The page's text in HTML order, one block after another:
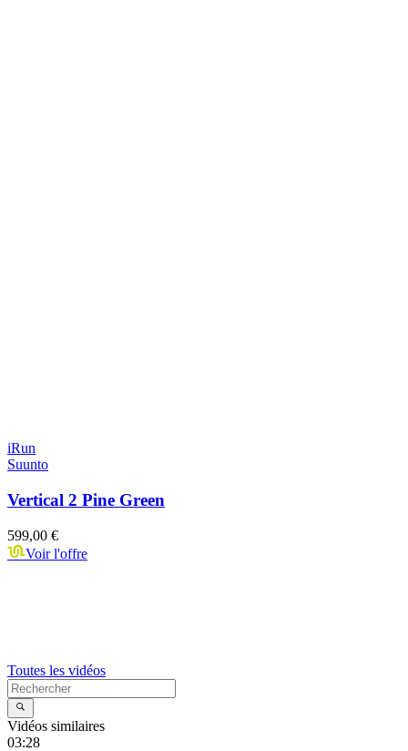
iRun
Suunto
Vertical 2 Pine Green
599,00 €
Voir l'offre
Toutes les vidéos
Vidéos similaires
03:28